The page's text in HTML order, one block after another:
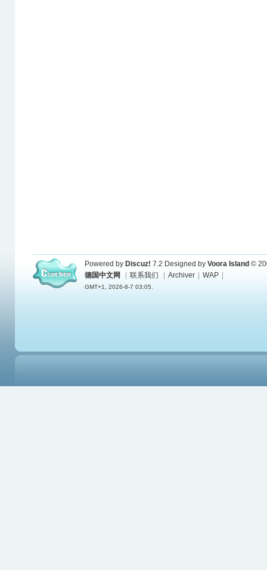
Powered by Discuz! 7.2 Designed by Voora Island ©
德国中文网
联系我们 Archiver WAP
GMT+1, 2026-8-7 03:05.